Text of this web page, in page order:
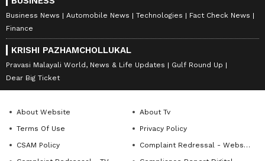
Business News Automobile News Technologies
Fact Check News
Finance
KRISHI PAZHAMCHOLLUKAL
Pravasi Malayali World, News & Life Updates
Gulf Round Up
Dear Big Ticket
About Website
About Tv
Terms Of Use
Privacy Policy
CSAM Policy
Complaint Redressal - Website